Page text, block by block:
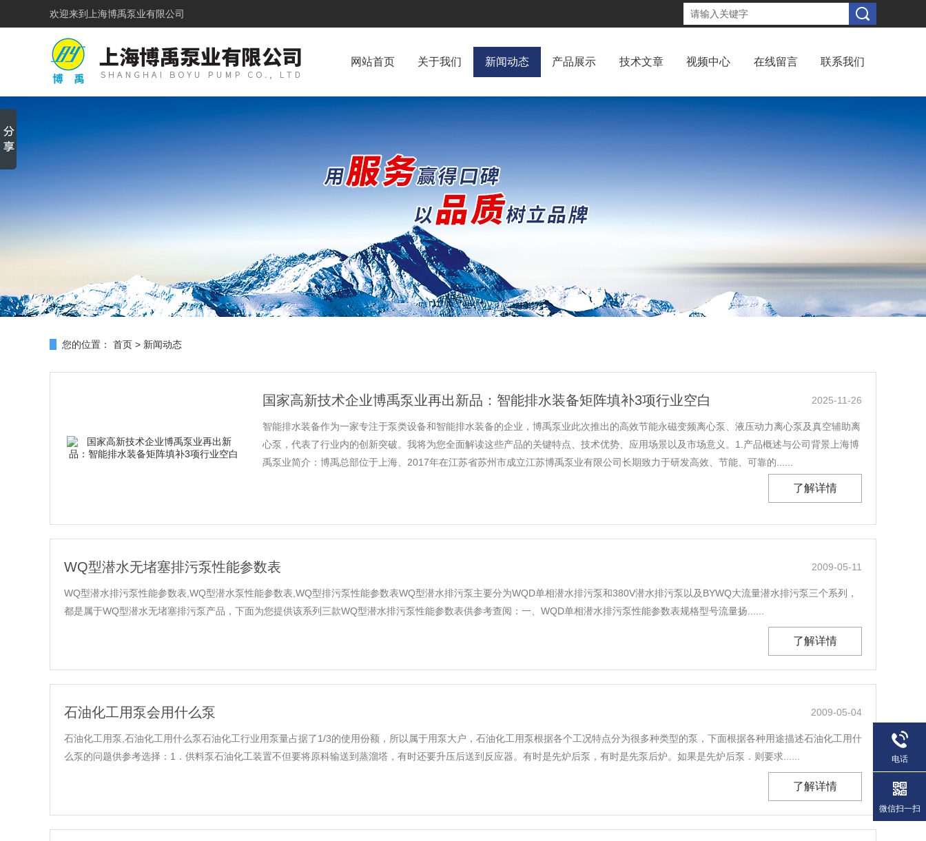
欢迎来到 上海博禹泵业有限公司
网站首页 关于我们 新闻动态 产品展示 技术文章 视频中心 在线留言 联系我们
您的位置： 首页 > 新闻动态
国家高新技术企业博禹泵业再出新品：智能排水装备矩阵填补3项行业空白 2025-11-26
智能排水装备作为一家专注于泵类设备和智能排水装备的企业，博禹泵业此次推出的高效节能永磁变频离心泵、液压动力离心泵及真空辅助离
心泵，代表了行业内的创新突破。我将为您全面解读这些产品的关键特点、技术优势、应用场景以及市场意义。1.产品概述与公司背景上海博
禹泵业简介：博禹总部位于上海、2017年在江苏省苏州市成立江苏博禹泵业有限公司长期致力于研发高效、节能、可靠的......
了解详情
WQ型潜水无堵塞排污泵性能参数表 2009-05-11
WQ型潜水排污泵性能参数表,WQ型潜水泵性能参数表,WQ型排污泵性能参数表WQ型潜水排污泵主要分为WQD单相潜水排污泵和380V潜水排污泵以及BYWQ大流量潜水排污泵三个系列，
都是属于WQ型潜水无堵塞排污泵产品，下面为您提供该系列三款WQ型潜水排污泵性能参数表供参考查阅：一、WQD单相潜水排污泵性能参数表规格型号流量扬......
了解详情
石油化工用泵会用什么泵 2009-05-04
石油化工用泵,石油化工用什么泵石油化工行业用泵量占据了1/3的使用份额，所以属于用泵大户，石油化工用泵根据各个工况特点分为很多种类型的泵，下面根据各种用途描述石油化工用什
么泵的问题供参考选择：1．供料泵石油化工装置不但要将原科输送到蒸溜塔，有时还要升压后送到反应器。有时是先炉后泵，有时是先泵后炉。如果是先炉后泵．则要求......
了解详情
电话
微信扫一扫